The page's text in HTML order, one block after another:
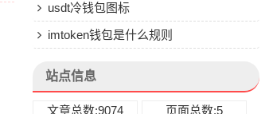
usdt冷钱包图标
imtoken钱包是什么规则
站点信息
文章总数:9074
页面总数:5